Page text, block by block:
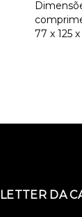
77 x 125
DA